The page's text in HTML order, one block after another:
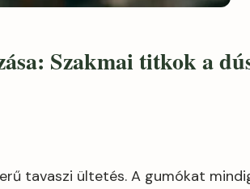
Szakmai titkok a
tavaszi ültetés. A gumókat